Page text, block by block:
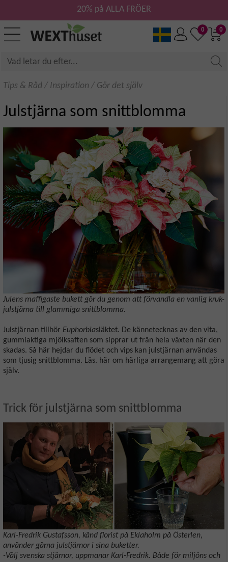
0
0
20% på ALLA FRÖER
Tips & Råd / Inspiration / Gör det själv
Julstjärna som snittblomma
Julens maffigaste bukett gör du genom att förvandla en vanlig kruk-
julstjärna till glammiga snittblomma.
Julstjärnan tillhör Euphorbiasläktet. De kännetecknas av den vita,
gummiaktiga mjölksaften som sipprar ut från hela växten när den
skadas. Så här hejdar du flödet och vips kan julstjärnan användas
som tjusig snittblomma. Läs. här om härliga arrangemang att göra
själv.
Trick för julstjärna som snittblomma
Karl-Fredrik Gustafsson, känd florist på Eklaholm på Österlen,
använder gärna julstjärnor i sina buketter.
-Välj svenska stjärnor, uppmanar Karl-Fredrik. Både för miljöns och